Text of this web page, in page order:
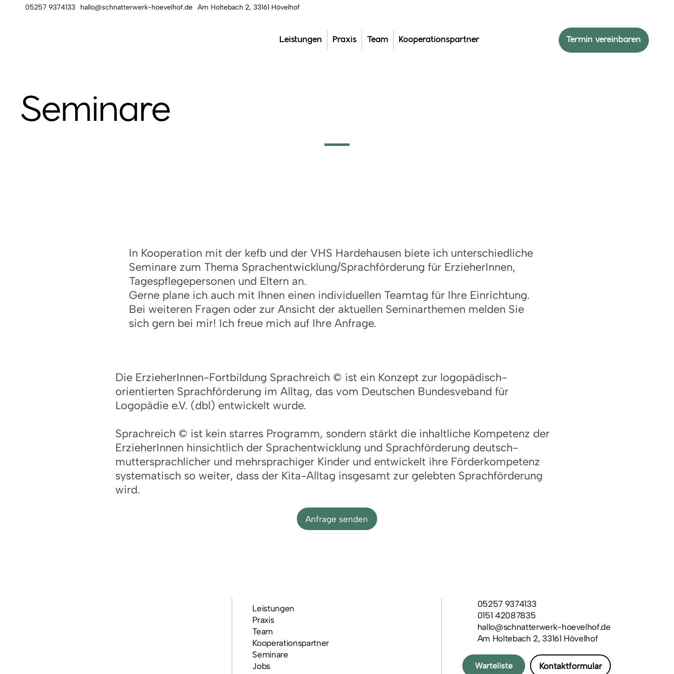
Leistungen Praxis Team Kooperationspartner Termin vereinbaren
05257 9374133 hallo@schnatterwerk-hoevelhof.de Am Holtebach 2, 33161 Hövelhof
Seminare
In Kooperation mit der kefb und der VHS Hardehausen biete ich unterschiedliche
Seminare zum Thema Sprachentwicklung/Sprachförderung für ErzieherInnen,
Tagespflegepersonen und Eltern an.
Gerne plane ich auch mit Ihnen einen individuellen Teamtag für Ihre Einrichtung.
Bei weiteren Fragen oder zur Ansicht der aktuellen Seminarthemen melden Sie
sich gern bei mir! Ich freue mich auf Ihre Anfrage.
Die ErzieherInnen-Fortbildung Sprachreich © ist ein Konzept zur logopädisch-
orientierten Sprachförderung im Alltag, das vom Deutschen Bundesveband für
Logopädie e.V. (dbl) entwickelt wurde.
Sprachreich © ist kein starres Programm, sondern stärkt die inhaltliche Kompetenz der
ErzieherInnen hinsichtlich der Sprachentwicklung und Sprachförderung deutsch-
muttersprachlicher und mehrsprachiger Kinder und entwickelt ihre Förderkompetenz
systematisch so weiter, dass der Kita-Alltag insgesamt zur gelebten Sprachförderung
wird.
Anfrage senden
Leistungen
Praxis
Team
Kooperationspartner
Seminare
Jobs
05257 9374133
0151 42087835
hallo@schnatterwerk-hoevelhof.de
Am Holtebach 2, 33161 Hövelhof
Warteliste Kontaktformular